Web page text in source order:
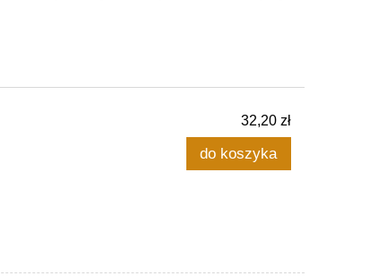
32,20 zł
do koszyka